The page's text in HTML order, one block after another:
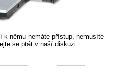
k němu nemáte přístup, nemusíte
se ptát v naší diskuzi.